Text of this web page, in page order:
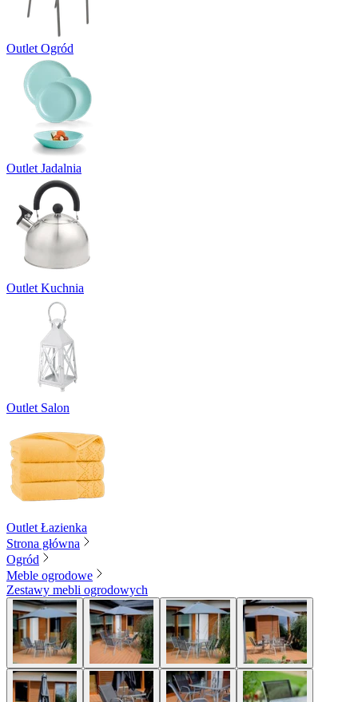
Outlet Ogród
Outlet Jadalnia
Outlet Kuchnia
Outlet Salon
Outlet Łazienka
Strona główna
Ogród
Meble ogrodowe
Zestawy mebli ogrodowych